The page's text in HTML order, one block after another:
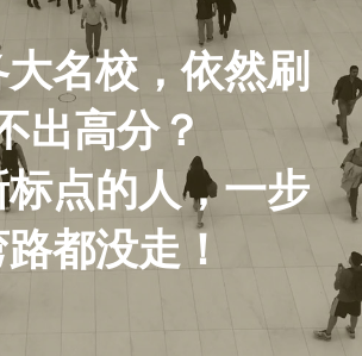
？没兴趣？没自
信？
点，10 小时脱胎
换骨！
依然刷不出高分？首选新标点的人一